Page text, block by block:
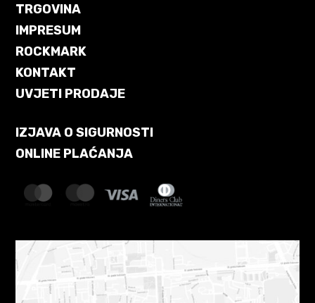
TRGOVINA
IMPRESUM
ROCKMARK
KONTAKT
UVJETI PRODAJE
IZJAVA O SIGURNOSTI
ONLINE PLAĆANJA